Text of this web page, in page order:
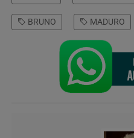
BRUNO MADURO